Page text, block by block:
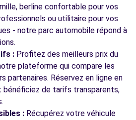
les agences
berline confortable pour vos
ou utilitaire pour vos
- notre parc automobile répond à
: Profitez des meilleurs prix du
plateforme qui compare les
partenaires. Réservez en ligne en
bénéficiez de tarifs transparents,
: Récupérez votre véhicule